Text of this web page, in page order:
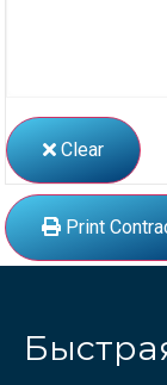
Clear
Print